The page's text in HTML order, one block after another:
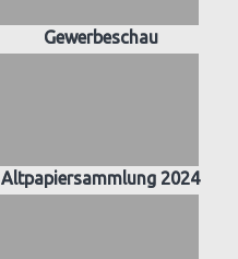
Gewerbeschau
Altpapiersammlung 2024